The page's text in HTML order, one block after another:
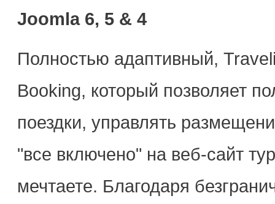
Joomla 6, 5 & 4
Полностью адаптивный,
Booking, который позволяет
поездки, управлять
"все включено" на веб-сайт
мечтаете. Благодаря